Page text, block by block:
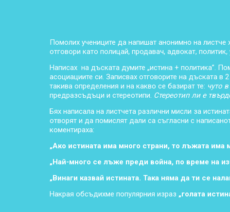
Помолих учениците да напишат анонимно на
отговори като полицай, продавач, адвокат,
Написах на дъската думите „истина + политика”.
асоциациите си. Записвах отговорите на дъската
такива определения и на какво се базират те: чуто
предразсъдъци и стереотипи. Стереотип ли е
Бях написала на листчета различни мисли за
отворят и да помислят дали са съгласни с
коментираха:
„Ако истината има много страни, то лъжата има
„Най-много се лъже преди война, по време на
„Винаги казвай истината. Така няма да ти се
Накрая обсъдихме популярния израз „голата